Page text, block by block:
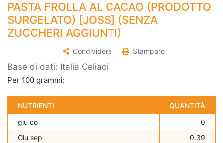
PASTA FROLLA AL CACAO (PRODOTTO
SURGELATO) [JOSS] (SENZA
ZUCCHERI AGGIUNTI)
Condividere Stampare
Base di dati: Italia Celiaci
Per 100 grammi:
NUTRIENTI
QUANTITÀ
glu co
0
Glu sep
0.39